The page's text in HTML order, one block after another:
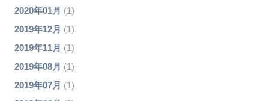
2020年01月 (1)
2019年12月 (1)
2019年11月 (1)
2019年08月 (1)
2019年07月 (1)